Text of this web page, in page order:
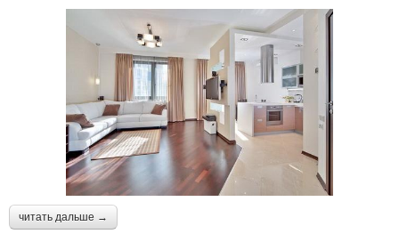
читать дальше →